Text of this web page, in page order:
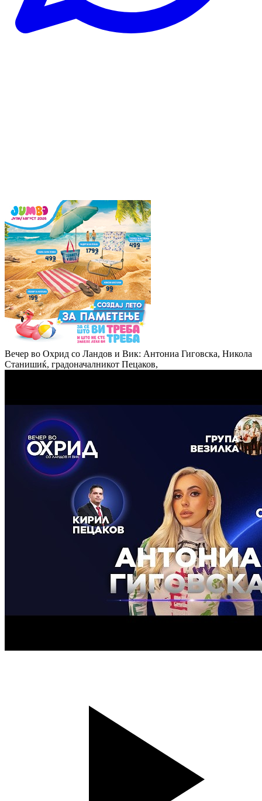
Вечер во Охрид со Ландов и Вик: Антониа Гиговска, Никола
Станишиќ, градоначалникот Пецаков,